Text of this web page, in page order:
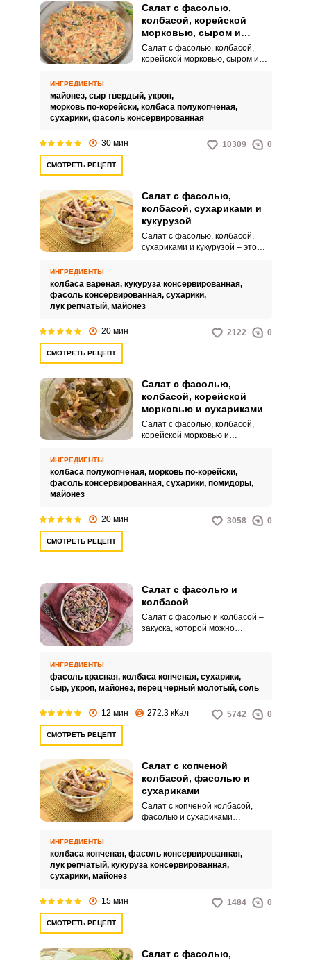
Салат с фасолью,
колбасой, корейской
морковью, сыром и
сухариками
Салат с фасолью, колбасой,
корейской морковью, сыром и
стола. Закуска получается в
меру сочной, питательной и
хрустящей.
ИНГРЕДИЕНТЫ
майонез, сыр твердый, укроп,
морковь по-корейски, колбаса полукопченая,
сухарики, фасоль консервированная
30 мин 10309 0
СМОТРЕТЬ РЕЦЕПТ
Салат с фасолью,
колбасой, сухариками и
кукурузой
Салат с фасолью, колбасой,
сухариками и кукурузой – это
приготовлении угощение для
вашего стола. Подавать его
можно как к обеденному столу,
ИНГРЕДИЕНТЫ
колбаса вареная, кукуруза консервированная,
фасоль консервированная, сухарики,
лук репчатый, майонез
20 мин 2122 0
СМОТРЕТЬ РЕЦЕПТ
Салат с фасолью,
колбасой, корейской
морковью и сухариками
Салат с фасолью, колбасой,
корейской морковью и
невероятной сочностью и
привлекательным внешним
ИНГРЕДИЕНТЫ
колбаса полукопченая, морковь по-корейски,
фасоль консервированная, сухарики, помидоры,
майонез
20 мин 3058 0
СМОТРЕТЬ РЕЦЕПТ
Салат с фасолью и
колбасой
Салат с фасолью и колбасой –
закуска, которой можно
ярко.
ИНГРЕДИЕНТЫ
фасоль красная, колбаса копченая, сухарики,
сыр, укроп, майонез, перец черный молотый, соль
12 мин 272.3 кКал 5742 0
СМОТРЕТЬ РЕЦЕПТ
Салат с копченой
колбасой, фасолью и
сухариками
Салат с копченой колбасой,
фасолью и сухариками
ИНГРЕДИЕНТЫ
колбаса копченая, фасоль консервированная,
лук репчатый, кукуруза консервированная,
сухарики, майонез
15 мин 1484 0
СМОТРЕТЬ РЕЦЕПТ
Салат с фасолью,